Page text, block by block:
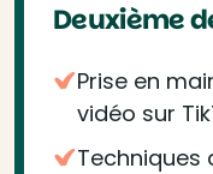
Deuxième
Prise en
vidéo sur
Techniques